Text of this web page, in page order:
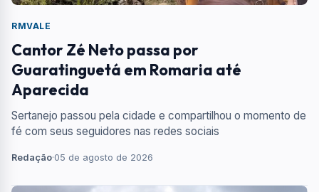
RMVALE
Cantor Zé Neto passa por
Guaratinguetá em Romaria até
Aparecida
Sertanejo passou pela cidade e compartilhou o momento de
fé com seus seguidores nas redes sociais
Redação·05 de agosto de 2026